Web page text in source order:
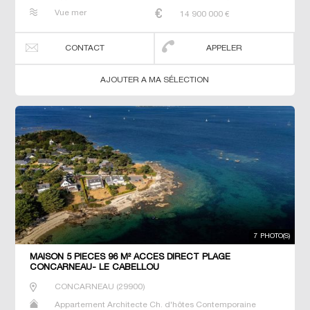
Prestige Propriété T4 T6 T7 Villa
Vue mer 14 900 000 €
CONTACT APPELER
AJOUTER A MA SÉLECTION
7 PHOTO(S)
MAISON 5 PIECES 96 M² ACCES DIRECT PLAGE
CONCARNEAU- LE CABELLOU
CONCARNEAU (29900)
Appartement Architecte Ch. d'hôtes Contemporaine